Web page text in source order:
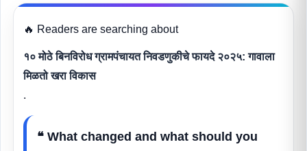
🔥 Readers are searching about
१० मोठे बिनविरोध ग्रामपंचायत निवडणुकीचे फायदे २०२५: गावाला
मिळतो खरा विकास
.
❝ What changed and what should you